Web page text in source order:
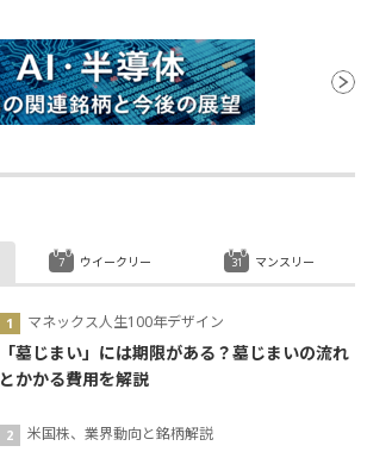
マネックス人生100年デザイン
「墓じまい」には期限がある？墓じまいの流れ
とかかる費用を解説
米国株、業界動向と銘柄解説
ウイークリー マンスリー